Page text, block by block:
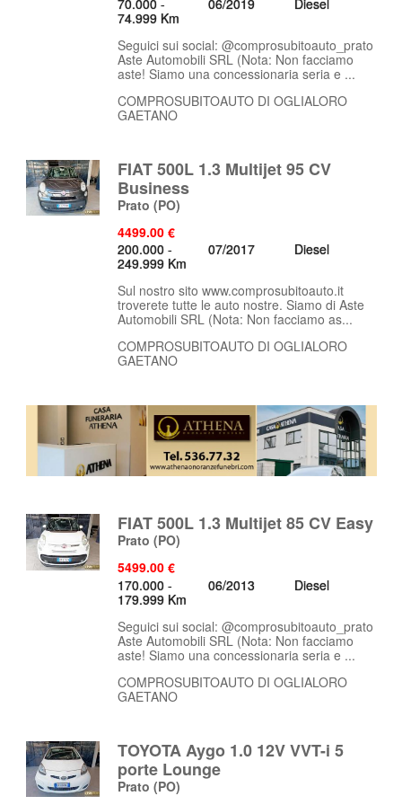
74.999 Km
Seguici sui social: @comprosubitoauto_prato
Aste Automobili SRL (Nota: Non facciamo
aste! Siamo una concessionaria seria e ...
COMPROSUBITOAUTO DI OGLIALORO
GAETANO
FIAT 500L 1.3 Multijet 95 CV
Business
Prato (PO)
4499.00 €
200.000 -
249.999 Km
07/2017 Diesel
Sul nostro sito www.comprosubitoauto.it
troverete tutte le auto nostre. Siamo di Aste
Automobili SRL (Nota: Non facciamo as...
COMPROSUBITOAUTO DI OGLIALORO
GAETANO
FIAT 500L 1.3 Multijet 85 CV Easy
Prato (PO)
5499.00 €
170.000 -
179.999 Km
06/2013 Diesel
Seguici sui social: @comprosubitoauto_prato
Aste Automobili SRL (Nota: Non facciamo
aste! Siamo una concessionaria seria e ...
COMPROSUBITOAUTO DI OGLIALORO
GAETANO
TOYOTA Aygo 1.0 12V VVT-i 5
porte Lounge
Prato (PO)